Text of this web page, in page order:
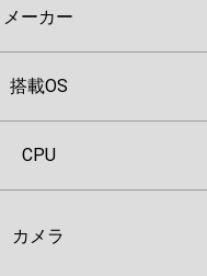
メーカー
搭載OS
CPU
カメラ